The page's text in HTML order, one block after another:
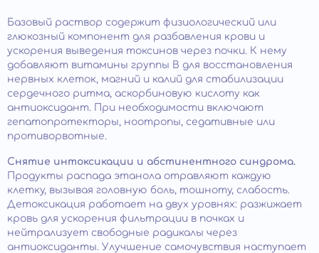
Базовый раствор содержит физиологический или
глюкозный компонент для разбавления крови и
ускорения выведения токсинов через почки. К нему
добавляют витамины группы B для восстановления
нервных клеток, магний и калий для стабилизации
сердечного ритма, аскорбиновую кислоту как
антиоксидант. При необходимости включают
гепатопротекторы, ноотропы, седативные или
противорвотные.
Снятие интоксикации и абстинентного синдрома.
Продукты распада этанола отравляют каждую
клетку, вызывая головную боль, тошноту, слабость.
Детоксикация работает на двух уровнях: разжижает
кровь для ускорения фильтрации в почках и
нейтрализует свободные радикалы через
антиоксиданты. Улучшение самочувствия наступает